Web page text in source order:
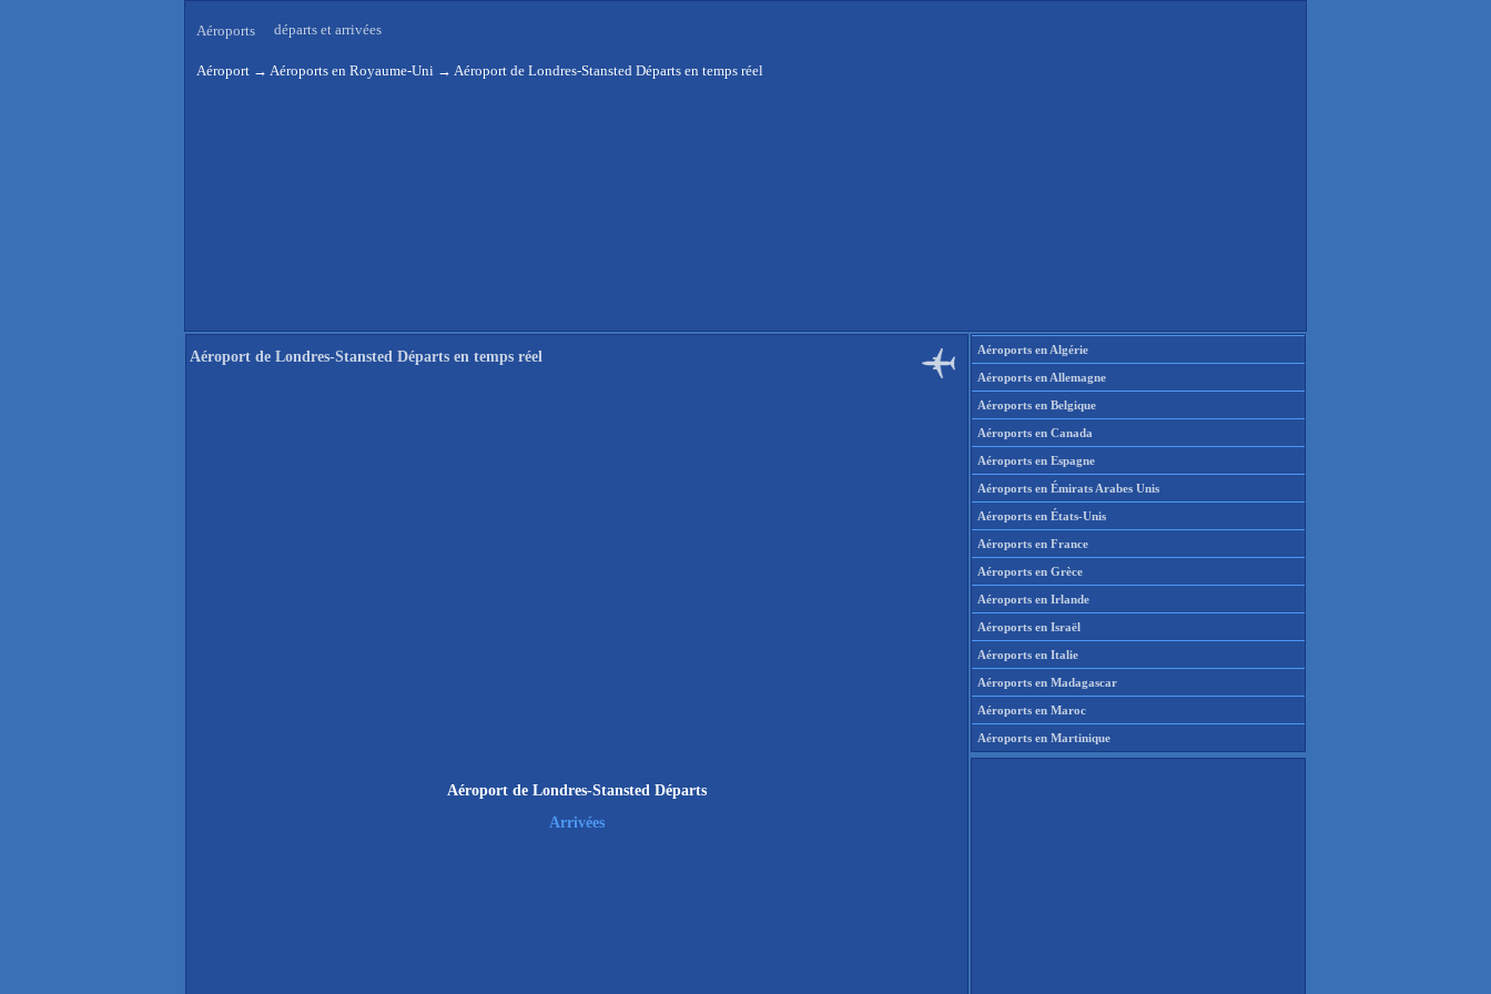
Aéroports départs et arrivées
Aéroport → Aéroports en Royaume-Uni → Aéroport de Londres-Stansted Départs en temps réel
Aéroport de Londres-Stansted Départs en temps réel
Aéroport de Londres-Stansted Départs
Arrivées
Aéroports en Algérie
Aéroports en Allemagne
Aéroports en Belgique
Aéroports en Canada
Aéroports en Espagne
Aéroports en Émirats Arabes Unis
Aéroports en États-Unis
Aéroports en France
Aéroports en Grèce
Aéroports en Irlande
Aéroports en Israël
Aéroports en Italie
Aéroports en Madagascar
Aéroports en Maroc
Aéroports en Martinique